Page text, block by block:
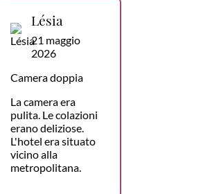
Lésia
21 maggio
2026
Camera doppia
La camera era
pulita. Le colazioni
erano deliziose.
L'hotel era situato
vicino alla
metropolitana.